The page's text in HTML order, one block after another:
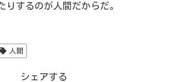
りするのが人間だからだ。
人間
シェアする